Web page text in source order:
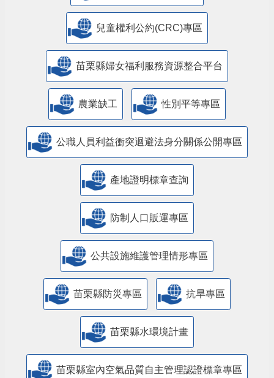
兒童權利公約(CRC)專區
苗栗縣婦女福利服務資源整合平台
農業缺工 性別平等專區
公職人員利益衝突迴避法身分關係公開專區
產地證明標章查詢
防制人口販運專區
​公共設施維護管理情形專區
苗栗縣防災專區 抗旱專區
苗栗縣水環境計畫
苗栗縣室內空氣品質自主管理認證標章專區